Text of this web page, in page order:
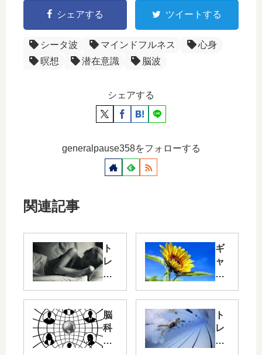
シェアする ツイートする
シータ波 マインドフルネス
心身
暝想
潜在意識 脳波
シェアする
generalpause358をフォローする
関連記事
ト
レ
ー
ン
グ
記
ギ
ャ
ン
ル
依
存
の
脳
科
学
ト
レ
ー